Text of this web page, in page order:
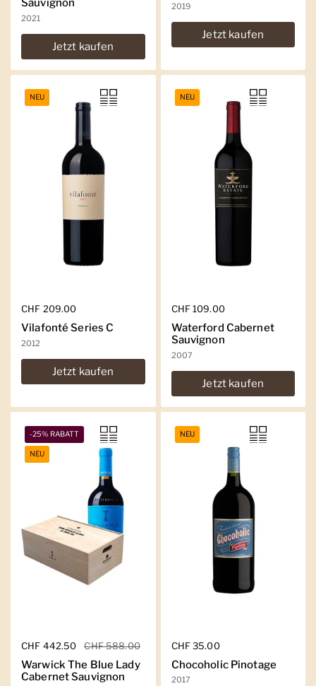
Sauvignon
2021
Jetzt kaufen
2019
Jetzt kaufen
Regulärer Preis
CHF 209.00
Vilafonté Series C
2012
Jetzt kaufen
NEU
Regulärer Preis
CHF 109.00
Waterford Cabernet
Sauvignon
2007
Jetzt kaufen
NEU
Regulärer Preis
CHF 442.50 Sale-Preis
CHF 588.00
Warwick The Blue Lady
Cabernet Sauvignon
-25% RABATT
NEU
Regulärer Preis
CHF 35.00
Chocoholic Pinotage
2017
NEU